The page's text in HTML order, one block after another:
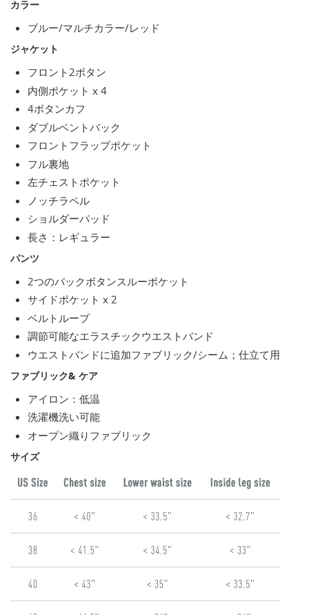
カラー
ブルー/マルチカラー/レッド
ジャケット
フロント2ボタン
内側ポケット x 4
4ボタンカフ
ダブルベントバック
フロントフラップポケット
フル裏地
左チェストポケット
ノッチラペル
ショルダーパッド
長さ：レギュラー
パンツ
2つのバックボタンスルーポケット
サイドポケット x 2
ベルトループ
調節可能なエラスチックウエストバンド
ウエストバンドに追加ファブリック/シーム；仕立て用
ファブリック& ケア
アイロン：低温
洗濯機洗い可能
オープン織りファブリック
サイズ